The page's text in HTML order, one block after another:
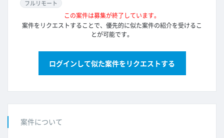
フルリモート
この案件は募集が終了しています。
案件をリクエストすることで、優先的に似た案件の紹介を受けるこ
とが可能です。
ログインして似た案件をリクエストする
案件について